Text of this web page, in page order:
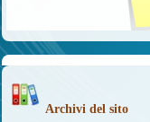
Archivi del sito